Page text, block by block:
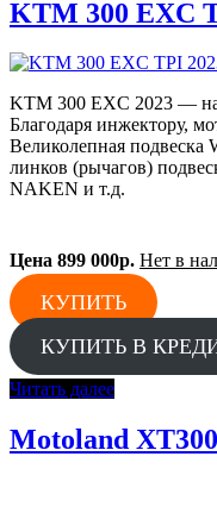
KTM 300 EXC
KTM 300 EXC 2023 —
Благодаря инжектору,
Великолепная
линков (рычагов)
NAKEN и т.д.
Цена 899 000р. Нет в
КУПИТЬ
КУПИТЬ В
Читать далее
Motoland XT300